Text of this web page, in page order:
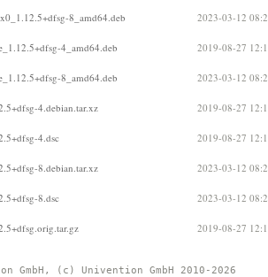
8_amd64.deb 2023-03-12
4_amd64.deb 2019-08-27
8_amd64.deb 2023-03-12
4.debian.tar.xz 2019-08-27
4.dsc 2019-08-27
8.debian.tar.xz 2023-03-12
8.dsc 2023-03-12
2019-08-27
GmbH, (c) Univention GmbH 2010-2026